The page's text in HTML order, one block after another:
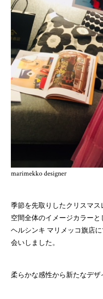
marimekko designer
季節を先取りしたクリスマス
空間全体のイメージカラー
ヘルシンキ マリメッコ旗店
会いしました。
柔らかな感性から新たなデ